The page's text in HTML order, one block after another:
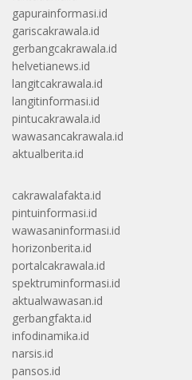
gapurainformasi.id
gariscakrawala.id
gerbangcakrawala.id
helvetianews.id
langitcakrawala.id
langitinformasi.id
pintucakrawala.id
wawasancakrawala.id
aktualberita.id
cakrawalafakta.id
pintuinformasi.id
wawasaninformasi.id
horizonberita.id
portalcakrawala.id
spektruminformasi.id
aktualwawasan.id
gerbangfakta.id
infodinamika.id
narsis.id
pansos.id